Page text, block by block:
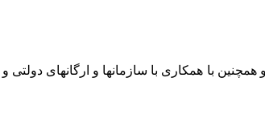
همچنین با همکاری با سازمانها و ارگانهای